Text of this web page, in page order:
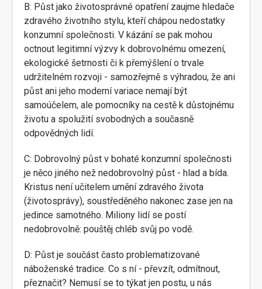
B: Půst jako životosprávné opatření zaujme hledače
zdravého životního stylu, kteří chápou nedostatky
konzumní společnosti. V kázání se pak mohou
octnout legitimní výzvy k dobrovolnému omezení,
ekologické šetrnosti či k přemýšlení o trvale
udržitelném rozvoji - samozřejmě s výhradou, že ani
půst ani jeho moderní variace nemají být
samoúčelem, ale pomocníky na cestě k důstojnému
životu a spolužití svobodných a současně
odpovědných lidí.
C: Dobrovolný půst v bohaté konzumní společnosti
je něco jiného než nedobrovolný půst - hlad a bída.
Kristus není učitelem umění zdravého života
(životosprávy), soustředěného nakonec zase jen na
jedince samotného. Miliony lidí se postí
nedobrovolně: pouštěj chléb svůj po vodě.
D: Půst je součást často problematizované
náboženské tradice. Co s ní - převzít, odmítnout,
přeznačit? Nemusí se to týkat jen postu, u nás